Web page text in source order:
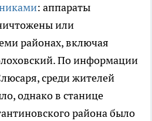
: аппараты
или
районах, включая
По информации
среди жителей
однако в станице
района было